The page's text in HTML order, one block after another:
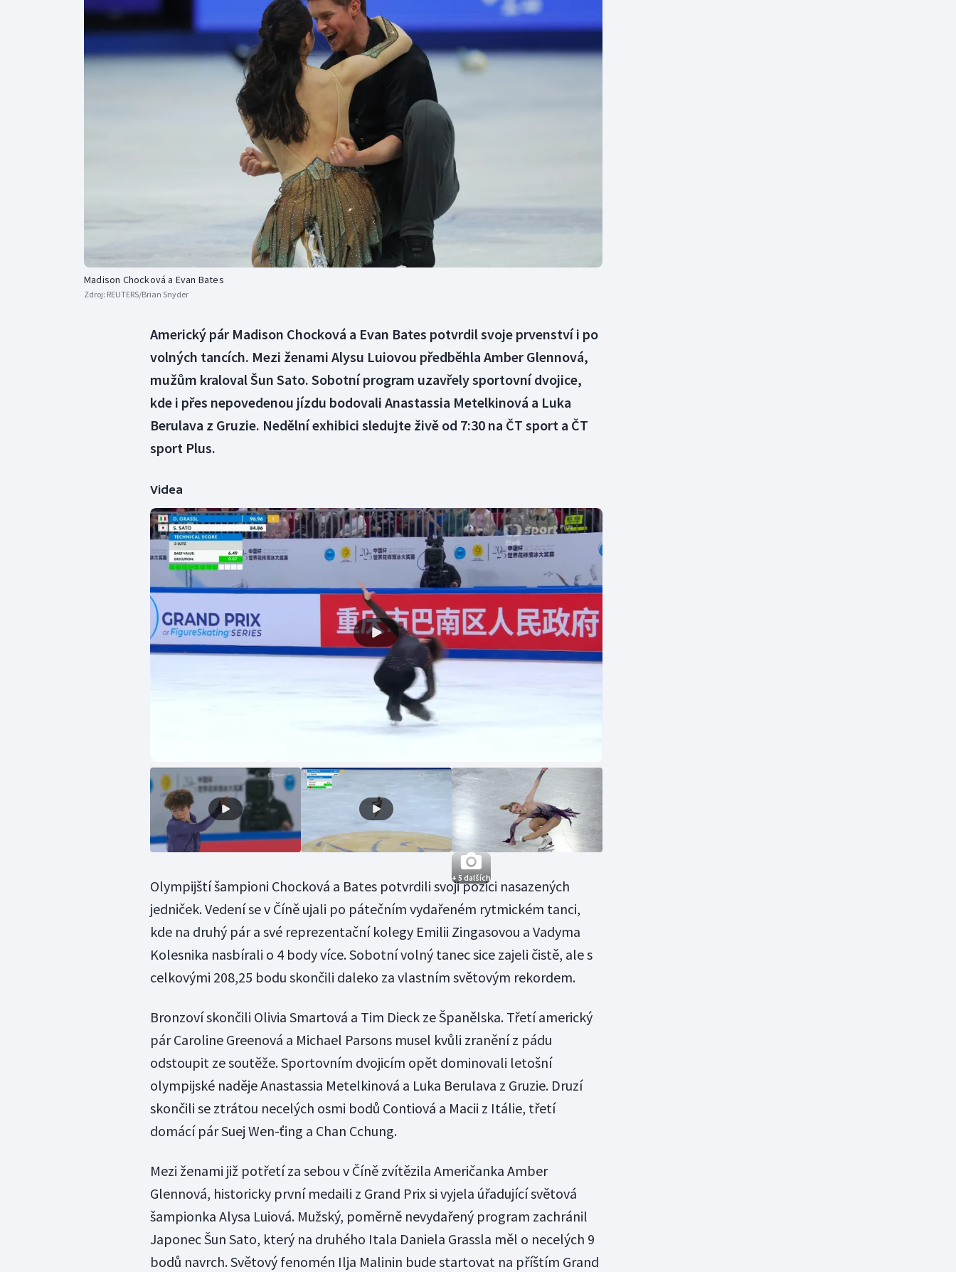
Dostihy
Florbal
Futsal
Gymnastika
Motorsport
Olympijské hry
Parasport
Plavání
Triatlon
Madison Chocková a Evan Bates
Zdroj: REUTERS/Brian Snyder
Americký pár Madison Chocková a Evan Bates potvrdil svoje prvenství i po
volných tancích. Mezi ženami Alysu Luiovou předběhla Amber Glennová,
mužům kraloval Šun Sato. Sobotní program uzavřely sportovní dvojice,
kde i přes nepovedenou jízdu bodovali Anastassia Metelkinová a Luka
Berulava z Gruzie. Nedělní exhibici sledujte živě od 7:30 na ČT sport a ČT
sport Plus.
Videa
+ 5 dalších
Olympijští šampioni Chocková a Bates potvrdili svoji pozici nasazených
jedniček. Vedení se v Číně ujali po pátečním vydařeném rytmickém tanci,
kde na druhý pár a své reprezentační kolegy Emilii Zingasovou a Vadyma
Kolesnika nasbírali o 4 body více. Sobotní volný tanec sice zajeli čistě, ale s
celkovými 208,25 bodu skončili daleko za vlastním světovým rekordem.
Bronzoví skončili Olivia Smartová a Tim Dieck ze Španělska. Třetí americký
pár Caroline Greenová a Michael Parsons musel kvůli zranění z pádu
odstoupit ze soutěže. Sportovním dvojicím opět dominovali letošní
olympijské naděje Anastassia Metelkinová a Luka Berulava z Gruzie. Druzí
skončili se ztrátou necelých osmi bodů Contiová a Macii z Itálie, třetí
domácí pár Suej Wen-ťing a Chan Cchung.
Mezi ženami již potřetí za sebou v Číně zvítězila Američanka Amber
Glennová, historicky první medaili z Grand Prix si vyjela úřadující světová
šampionka Alysa Luiová. Mužský, poměrně nevydařený program zachránil
Japonec Šun Sato, který na druhého Itala Daniela Grassla měl o necelých 9
bodů navrch. Světový fenomén Ilja Malinin bude startovat na příštím Grand